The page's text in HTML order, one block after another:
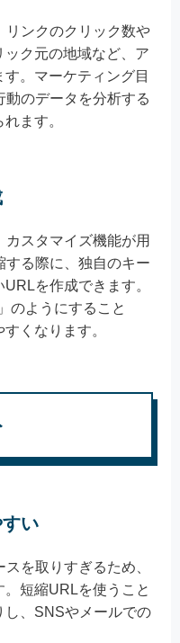
リンクのクリック数や
ク元の地域など、ア
。マーケティング目
のデータを分析する
ます。
スタマイズ機能が用
る際に、独自のキー
を作成できます。
のようにすること
くなります。
い
を取りすぎるため、
短縮URLを使うこと
し、SNSやメールでの